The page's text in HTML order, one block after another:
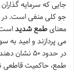
جایی که سرمایه
معنایطمع شدید
می پردازند و امید به
در حدود ۵۰ نشان دهنده یک بازار
طمع، حاکمیت قاطعی